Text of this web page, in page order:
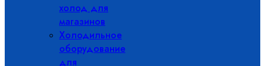
холод для
магазинов
Холодильное
оборудование
для